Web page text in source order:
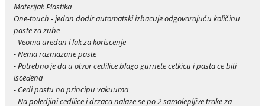
Materijal: Plastika
One-touch - jedan dodir automatski izbacuje odgovarajuću količinu
paste za zube
- Veoma uredan i lak za koriscenje
- Nema razmazane paste
- Potrebno je da u otvor cedilice blago gurnete cetkicu i pasta ce biti
isceđena
- Cedi pastu na principu vakuuma
- Na poledjini cedilice i drzaca nalaze se po 2 samolepljive trake za